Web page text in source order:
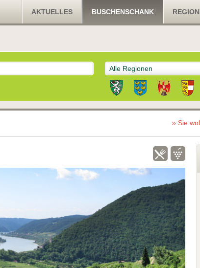
AKTUELLES BUSCHENSCHANK
Alle Regionen
» Sie